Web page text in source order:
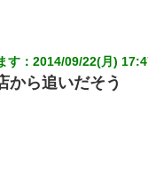
す ：2014/09/22(月)
から追いだそう